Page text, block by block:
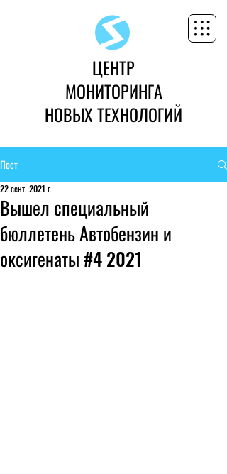
ЦЕНТР
МОНИТОРИНГА
НОВЫХ ТЕХНОЛОГИЙ
Пост
Вышел специальный
бюллетень Автобензин и
оксигенаты #4 2021
22 сент. 2021 г.